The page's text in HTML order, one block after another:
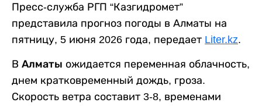
Пресс-служба РГП “Казгидромет”
представила прогноз погоды в Алматы на
пятницу, 5 июня 2026 года, передает Liter.kz.
В Алматы ожидается переменная облачность,
днем кратковременный дождь, гроза.
Скорость ветра составит 3-8, временами